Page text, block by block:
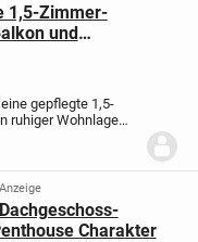
1,5-Zimmer-
und
gepflegte 1,5-
ruhiger Wohnlage
Pendler,
und
Charakter